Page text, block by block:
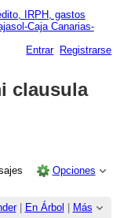
IRPH, gastos
Caja Canarias-
Entrar
Registrarse
clausula
Opciones
| En Árbol
Más